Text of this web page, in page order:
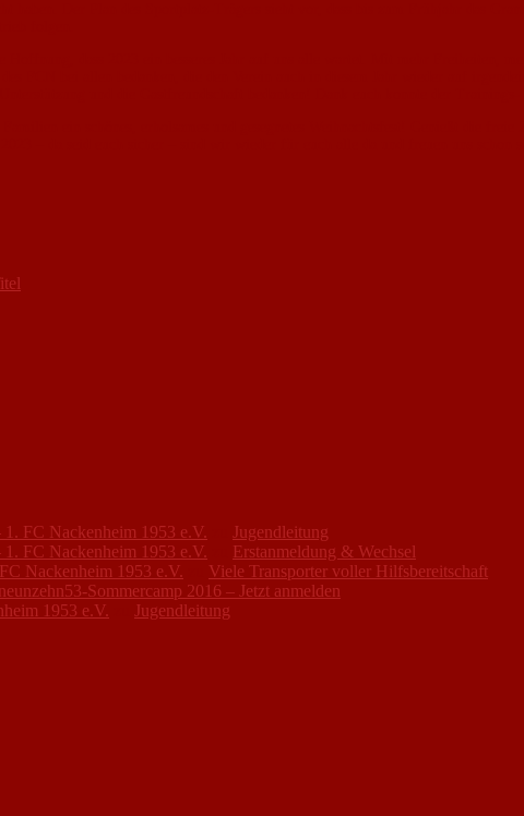
FC Nackenheim 1953 e.V.
Jugendleitung
FC Nackenheim 1953 e.V.
Erstanmeldung & Wechsel
Nackenheim 1953 e.V.
Viele Transporter voller Hilfsbereitschaft
neunzehn53-Sommercamp 2016 – Jetzt anmelden
1953 e.V.
Jugendleitung